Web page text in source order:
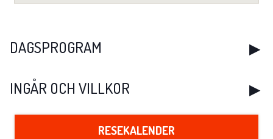
DAGSPROGRAM
INGÅR OCH VILLKOR
RESEKALENDER